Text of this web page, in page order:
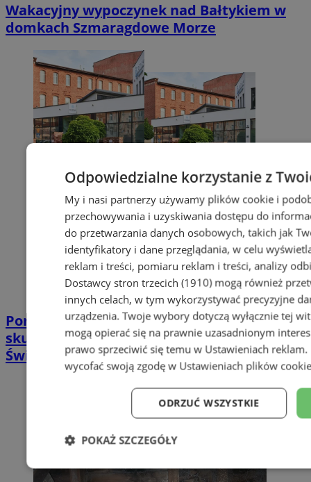
Wakacyjny wypoczynek nad Bałtykiem w
domkach Szmaragdowe Morze
Poradnia leczenia ran przewlekłych -
skuteczna terapia trudno gojących się ran |
Świętochłowice
Odpowiedzialne korzystanie z
My i nasi partnerzy używamy plików cookie i
przechowywania i uzyskiwania dostępu do
do przetwarzania danych osobowych, takich jak
identyfikatory i dane przeglądania, w celu
reklam i treści, pomiaru reklam i treści, analizy
Dostawcy stron trzecich (1910)mogą również
innych celach, w tym wykorzystywać precyzyjne
urządzenia. Twoje wybory dotyczą wyłącznie tej
mogą opierać się na prawnie uzasadnionym
prawo sprzeciwić się temu w Ustawieniach reklam.
wycofać swoją zgodę w Ustawieniach plików cookie
ODRZUĆ WSZYSTKIE
POKAŻ SZCZEGÓŁY
Niezbędne Wydajność